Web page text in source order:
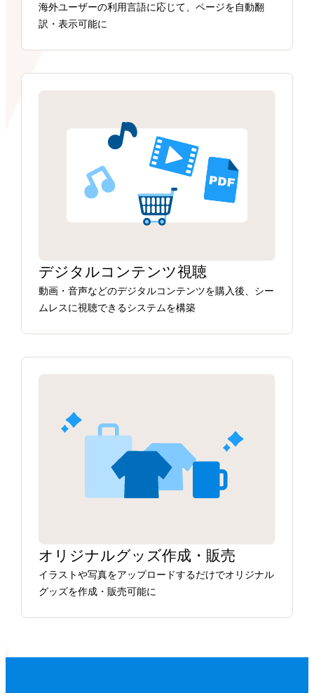
海外ユーザーの利用言語に応じて、ページを自動翻
訳・表示可能に
デジタルコンテンツ視聴
動画・音声などのデジタルコンテンツを購入後、シー
ムレスに視聴できるシステムを構築
オリジナルグッズ作成・販売
イラストや写真をアップロードするだけでオリジナル
グッズを作成・販売可能に